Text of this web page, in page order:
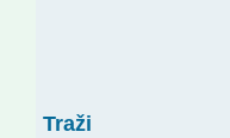
Traži